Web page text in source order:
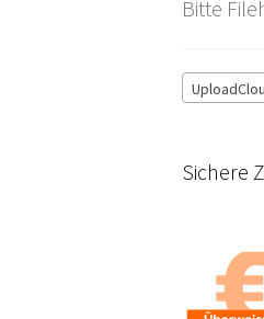
Bitte
Sichere